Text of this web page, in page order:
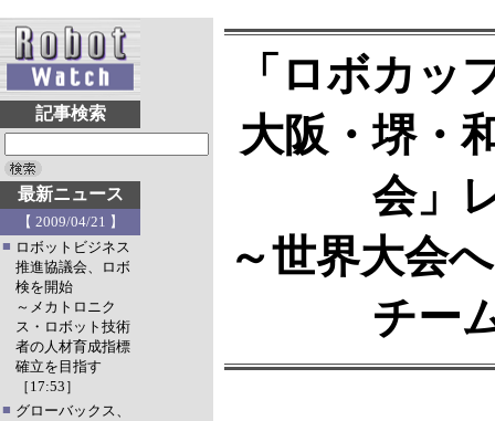
記事検索
最新ニュース
【 2009/04/21 】
■ ロボットビジネス
推進協議会、ロボ
検を開始
～メカトロニク
ス・ロボット技術
者の人材育成指標
確立を目指す
［17:53］
■ グローバックス、
「ロボカッ
大阪・堺・
会」
～世界大会
チー